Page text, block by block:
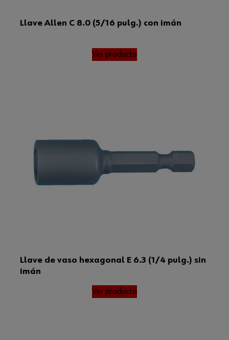
Llave Allen C 8.0 (5/16 pulg.) con imán
Ver producto
Llave de vaso hexagonal E 6.3 (1/4 pulg.) sin
imán
Ver producto